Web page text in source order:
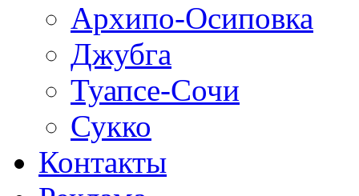
Архипо-Осиповка
Джубга
Туапсе-Сочи
Сукко
Контакты